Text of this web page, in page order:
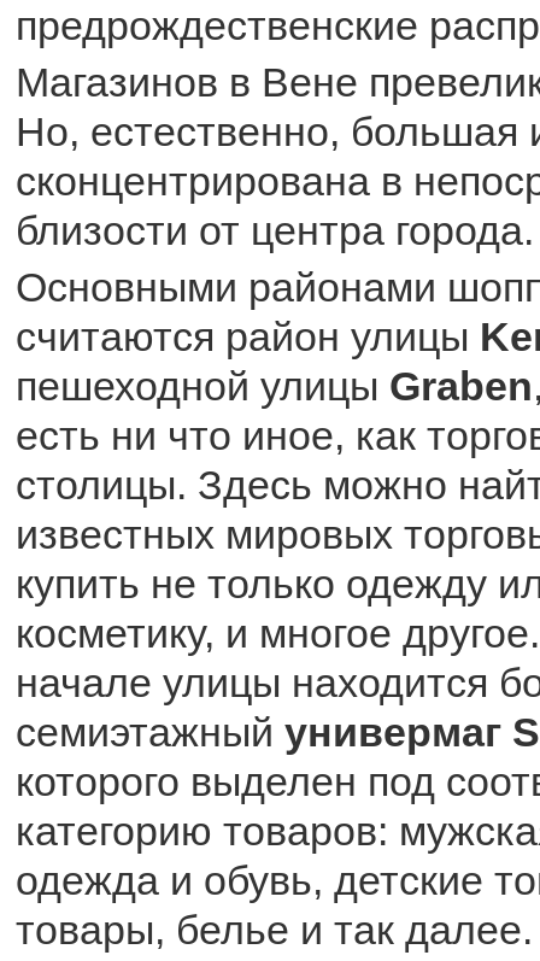
предрождественские
Магазинов в Вене
Но, естественно, большая
сконцентрирована в
близости от центра города.
Основными районами
считаются район улицы
пешеходной улицы Graben
есть ни что иное, как
столицы. Здесь можно
известных мировых
купить не только одежду
косметику, и многое
начале улицы находится
семиэтажный универмаг
которого выделен под
категорию товаров:
одежда и обувь, детские
товары, белье и так далее.